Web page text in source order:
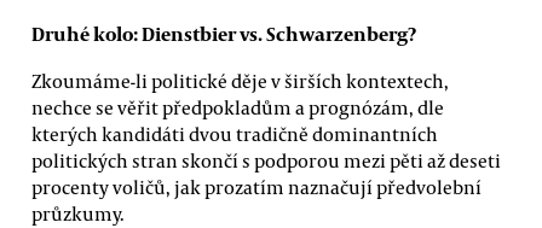
Druhé kolo: Dienstbier vs. Schwarzenberg?
Zkoumáme-li politické děje v širších kontextech,
nechce se věřit předpokladům a prognózám, dle
kterých kandidáti dvou tradičně dominantních
politických stran skončí s podporou mezi pěti až deseti
procenty voličů, jak prozatím naznačují předvolební
průzkumy.